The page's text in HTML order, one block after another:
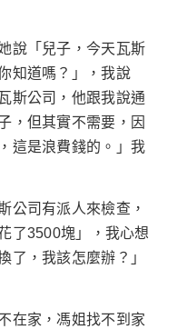
說「兒子，今天瓦斯
知道嗎？」，我說
斯公司，他跟我說通
，但其實不需要，因
這是浪費錢的。」我
公司有派人來檢查，
了3500塊」，我心想
了，我該怎麼辦？」
在家，馮姐找不到家